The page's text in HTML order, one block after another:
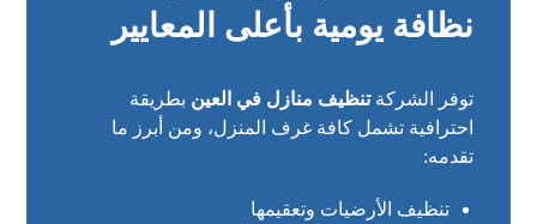
نظافة يومية بأعلى المعايير
توفر الشركةتنظيف منازل في العين بطريقة
احترافية تشمل كافة غرف المنزل، ومن أبرز ما
تقدمه:
تنظيف الأرضيات وتعقيمها